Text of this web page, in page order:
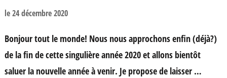
le24 décembre 2020
Bonjour tout le monde! Nous nous approchons enfin (déjà?)
de la fin de cette singulière année 2020 et allons bientôt
saluer la nouvelle année à venir. Je propose de laisser …